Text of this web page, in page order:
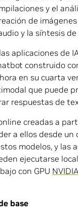
y el
de imágenes
y la síntesis de
aplicaciones de
construido
en su cuarta
que puede
respuestas de
creadas a
a ellos desde
modelos, y las
ejecutarse
con GPU
base